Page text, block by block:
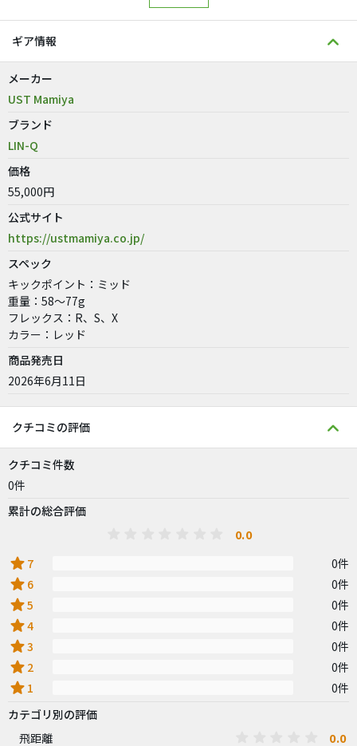
ギア情報
メーカー
UST Mamiya
ブランド
LIN-Q
価格
55,000円
公式サイト
https://ustmamiya.co.jp/
スペック
キックポイント：ミッド
重量：58～77g
フレックス：R、S、X
カラー：レッド
商品発売日
2026年6月11日
クチコミの評価
クチコミ件数
0件
累計の総合評価
0.0
star 7 0件
star 6 0件
star5 0件
star4 0件
star3 0件
star 2 0件
star 1
0件
カテゴリ別の評価
飛距離
0.0